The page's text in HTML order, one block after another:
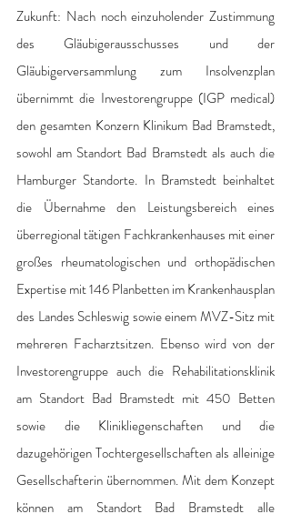
Zukunft: Nach noch einzuholender Zustimmung
des Gläubigerausschusses und der
Gläubigerversammlung zum Insolvenzplan
übernimmt die Investorengruppe (IGP medical)
den gesamten Konzern Klinikum Bad Bramstedt,
sowohl am Standort Bad Bramstedt als auch die
Hamburger Standorte. In Bramstedt beinhaltet
die Übernahme den Leistungsbereich eines
überregional tätigen Fachkrankenhauses mit einer
großes rheumatologischen und orthopädischen
Expertise mit 146 Planbetten im Krankenhausplan
des Landes Schleswig sowie einem MVZ-Sitz mit
mehreren Facharztsitzen. Ebenso wird von der
Investorengruppe auch die Rehabilitationsklinik
am Standort Bad Bramstedt mit 450 Betten
sowie die Klinikliegenschaften und die
dazugehörigen Tochtergesellschaften als alleinige
Gesellschafterin übernommen. Mit dem Konzept
können am Standort Bad Bramstedt alle